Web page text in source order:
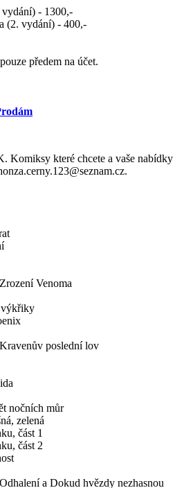
- 1300,-
(2. vydání) - 400,-
předem na účet.
Komiksy které chcete a vaše nabídky
Venoma
výkřiky
poslední lov
nočních můr
zelená
část 1
část 2
a Dokud hvězdy nezhasnou